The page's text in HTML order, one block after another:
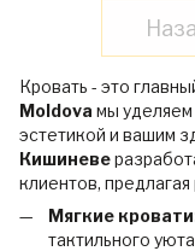
Кровать - это
Moldova мы
эстетикой и вашим
Кишиневе
клиентов,
Мягкие
тактильного